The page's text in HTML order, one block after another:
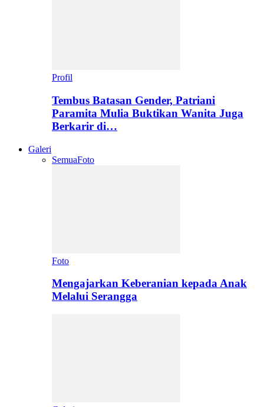
Profil
Tembus Batasan Gender, Patriani
Paramita Mulia Buktikan Wanita Juga
Berkarir di…
Galeri
SemuaFoto
Foto
Mengajarkan Keberanian kepada Anak
Melalui Serangga